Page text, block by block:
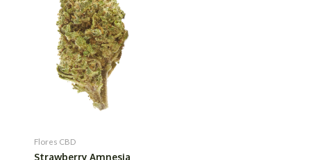
Flores CBD
Strawberry Amnesia